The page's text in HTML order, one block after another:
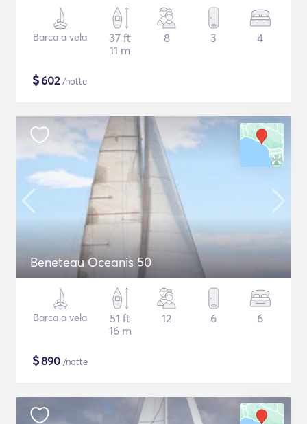
Barca a vela
37 ft
11 m
8 3 4
$602/notte
Beneteau Oceanis 50
Barca a vela
51 ft
16 m
12 6 6
$890 /notte